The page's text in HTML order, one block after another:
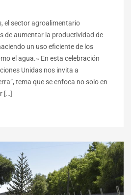
el sector agroalimentario
de aumentar la productividad de
un uso eficiente de los
el agua.» En esta celebración
Unidas nos invita a
tema que se enfoca no solo en
[…]